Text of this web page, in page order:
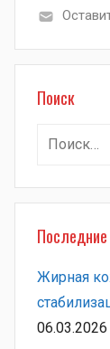
Поиск
Найти:
Последние
Жирная
06.03.2026